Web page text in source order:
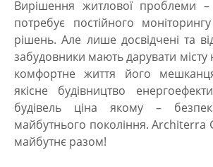
Вирішення житлової проблеми
потребує постійного
рішень. Але лише досвідчені та
забудовники мають дарувати
комфортне життя його
якісне будівництво
будівель ціна якому –
майбутнього покоління. Architerra
майбутнє разом!